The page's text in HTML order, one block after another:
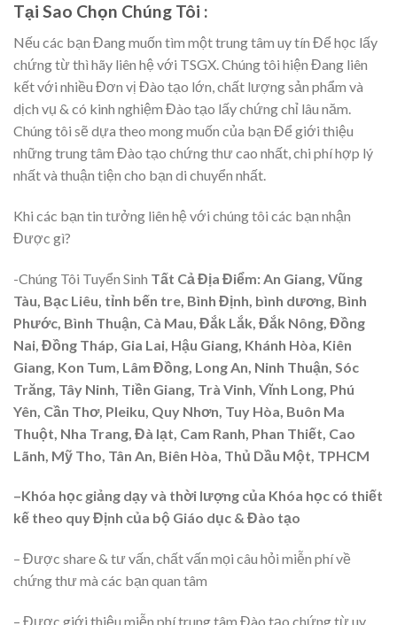
Tại Sao Chọn Chúng Tôi :
Nếu các bạn Đang muốn tìm một trung tâm uy tín Để học lấy
chứng từ thì hãy liên hệ với TSGX. Chúng tôi hiện Đang liên
kết với nhiều Đơn vị Đào tạo lớn, chất lượng sản phẩm và
dịch vụ & có kinh nghiệm Đào tạo lấy chứng chỉ lâu năm.
Chúng tôi sẽ dựa theo mong muốn của bạn Để giới thiệu
những trung tâm Đào tạo chứng thư cao nhất, chi phí hợp lý
nhất và thuận tiện cho bạn di chuyển nhất.
Khi các bạn tin tưởng liên hệ với chúng tôi các bạn nhận
Được gì?
-Chúng Tôi Tuyển Sinh Tất Cả Địa Điểm: An Giang, Vũng
Tàu, Bạc Liêu, tỉnh bến tre, Bình Định, bình dương, Bình
Phước, Bình Thuận, Cà Mau, Đắk Lắk, Đắk Nông, Đồng
Nai, Đồng Tháp, Gia Lai, Hậu Giang, Khánh Hòa, Kiên
Giang, Kon Tum, Lâm Đồng, Long An, Ninh Thuận, Sóc
Trăng, Tây Ninh, Tiền Giang, Trà Vinh, Vĩnh Long, Phú
Yên, Cần Thơ, Pleiku, Quy Nhơn, Tuy Hòa, Buôn Ma
Thuột, Nha Trang, Đà lạt, Cam Ranh, Phan Thiết, Cao
Lãnh, Mỹ Tho, Tân An, Biên Hòa, Thủ Dầu Một, TPHCM
–Khóa học giảng dạy và thời lượng của Khóa học có thiết
kế theo quy Định của bộ Giáo dục & Đào tạo
– Được share & tư vấn, chất vấn mọi câu hỏi miễn phí về
chứng thư mà các bạn quan tâm
– Được giới thiệu miễn phí trung tâm Đào tạo chứng từ uy